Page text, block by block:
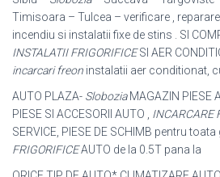
Timisoara – Tulcea – verificare , reparare,
incendiu si instalatii fixe de stins . SI
INSTALATII FRIGORIFICESI AER
incarcari freon instalatii aer conditionat,
AUTO PLAZA- SloboziaMAGAZIN PIESE
PIESE SI ACCESORII AUTO , INCARCARE
SERVICE, PIESE DE SCHIMB pentru
FRIGORIFICEAUTO de la 0.5T pana la